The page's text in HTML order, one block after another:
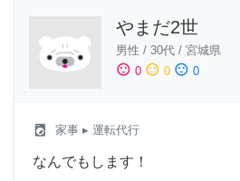
やまだ2世
男性 / 30代 / 宮城県
sentiment_satisfied 0 sentiment_neutral 0 sentiment_dissatisfied 0
local_laundry_service 家事 ▸ 運転代行
なんでもします！